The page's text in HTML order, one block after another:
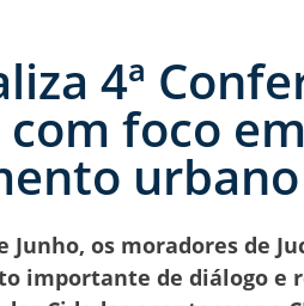
4ª
foco em
Junho, os moradores de
importante de diálogo e